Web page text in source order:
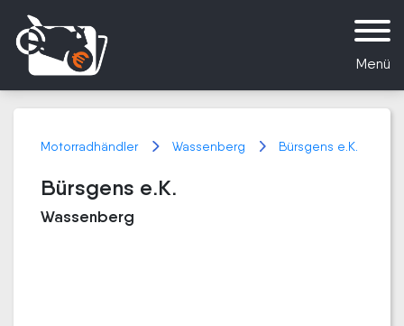
Menü
Motorradhändler Wassenberg Bürsgens e.K.
Bürsgens e.K.
Wassenberg